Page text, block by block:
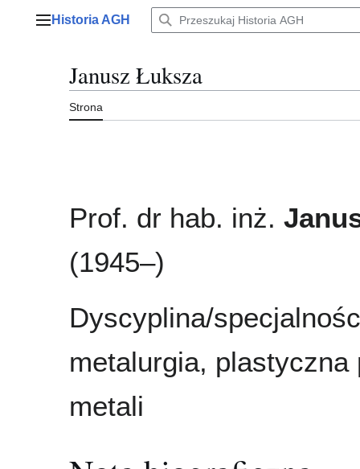
Menu główne
Historia AGH
Janusz Łuksza
Strona
Prof. dr hab. inż.
(1945–)
Dyscyplina/
metalurgia, plastyczna
metali